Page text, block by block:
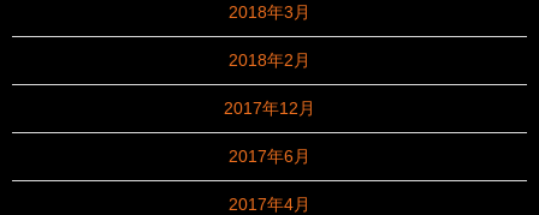
2018年3月
2018年2月
2017年12月
2017年6月
2017年4月